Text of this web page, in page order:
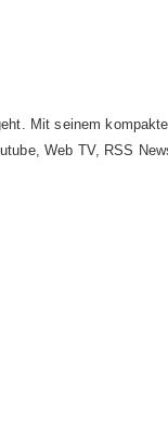
Mit seinem
Web TV, RSS